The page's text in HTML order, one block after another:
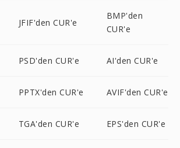
JFIF'den CUR'e
BMP'den
CUR'e
PSD'den CUR'e AI'den CUR'e
PPTX'den CUR'e AVIF'den CUR'e
TGA'den CUR'e EPS'den CUR'e